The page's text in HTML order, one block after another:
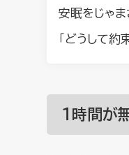
安眠をじゃま
「どうして
１時間が